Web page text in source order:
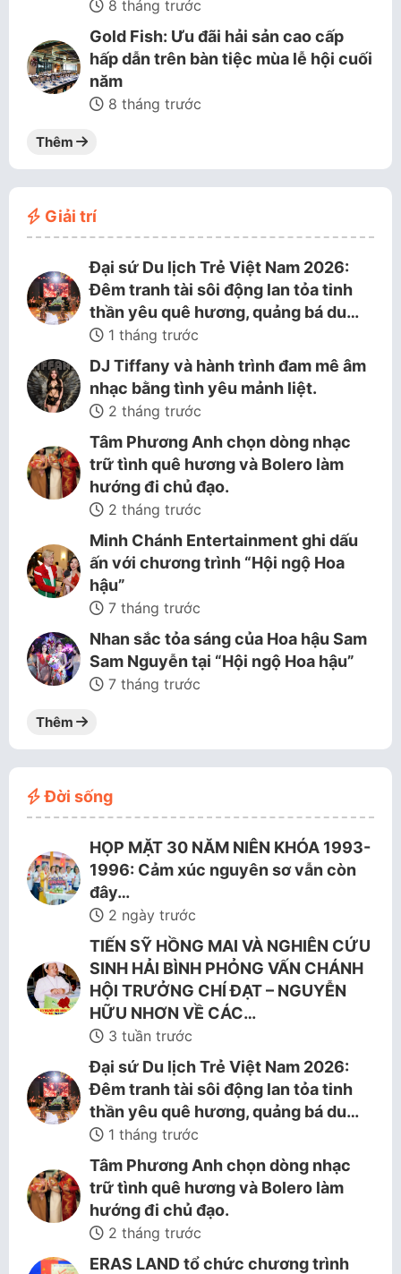
8 tháng trước
Gold Fish: Ưu đãi hải sản cao cấp
hấp dẫn trên bàn tiệc mùa lễ hội cuối
năm
8 tháng trước
Thêm
Giải trí
Đại sứ Du lịch Trẻ Việt Nam 2026:
Đêm tranh tài sôi động lan tỏa tinh
thần yêu quê hương, quảng bá du…
1 tháng trước
DJ Tiffany và hành trình đam mê âm
nhạc bằng tình yêu mảnh liệt.
2 tháng trước
Tâm Phương Anh chọn dòng nhạc
trữ tình quê hương và Bolero làm
hướng đi chủ đạo.
2 tháng trước
Minh Chánh Entertainment ghi dấu
ấn với chương trình “Hội ngộ Hoa
hậu”
7 tháng trước
Nhan sắc tỏa sáng của Hoa hậu Sam
Sam Nguyễn tại “Hội ngộ Hoa hậu”
7 tháng trước
Thêm
Đời sống
HỌP MẶT 30 NĂM NIÊN KHÓA 1993-
1996: Cảm xúc nguyên sơ vẫn còn
đây…
2 ngày trước
TIẾN SỸ HỒNG MAI VÀ NGHIÊN CỨU
SINH HẢI BÌNH PHỎNG VẤN CHÁNH
HỘI TRƯỞNG CHÍ ĐẠT – NGUYỄN
HỮU NHƠN VỀ CÁC…
3 tuần trước
Đại sứ Du lịch Trẻ Việt Nam 2026:
Đêm tranh tài sôi động lan tỏa tinh
thần yêu quê hương, quảng bá du…
1 tháng trước
Tâm Phương Anh chọn dòng nhạc
trữ tình quê hương và Bolero làm
hướng đi chủ đạo.
2 tháng trước
ERAS LAND tổ chức chương trình